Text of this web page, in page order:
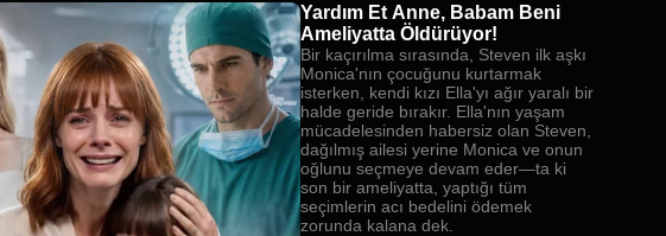
Yardım Et Anne, Babam Beni
Ameliyatta Öldürüyor!
Bir kaçırılma sırasında, Steven ilk aşkı
Monica'nın çocuğunu kurtarmak
isterken, kendi kızı Ella'yı ağır yaralı bir
halde geride bırakır. Ella'nın yaşam
mücadelesinden habersiz olan Steven,
dağılmış ailesi yerine Monica ve onun
oğlunu seçmeye devam eder—ta ki
son bir ameliyatta, yaptığı tüm
seçimlerin acı bedelini ödemek
zorunda kalana dek.